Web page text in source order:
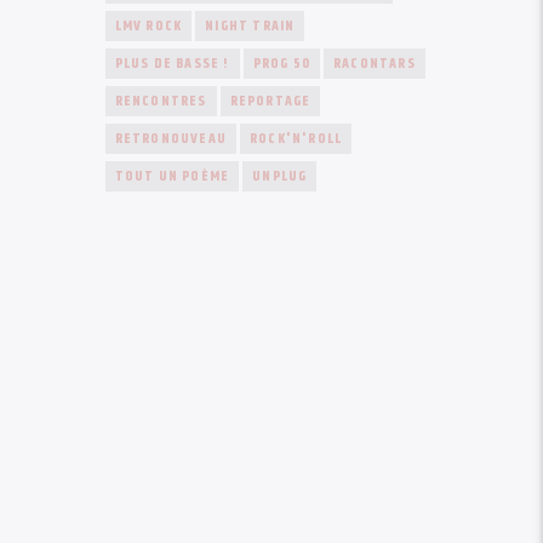
LMV ROCK
NIGHT TRAIN
PLUS DE BASSE !
PROG 50
RACONTARS
RENCONTRES
REPORTAGE
RETRONOUVEAU
ROCK'N'ROLL
TOUT UN POÈME
UNPLUG